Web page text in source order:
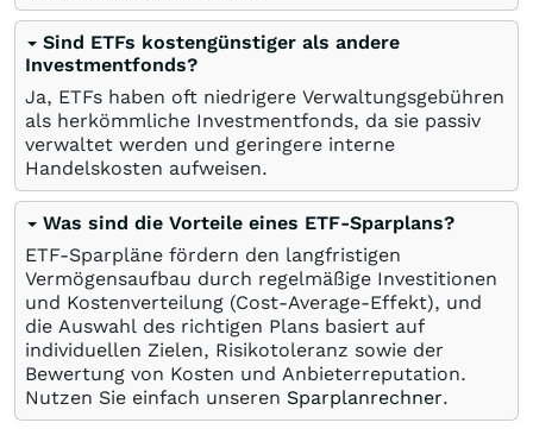
Sind ETFs kostengünstiger als andere
Investmentfonds?
Ja, ETFs haben oft niedrigere Verwaltungsgebühren
als herkömmliche Investmentfonds, da sie passiv
verwaltet werden und geringere interne
Handelskosten aufweisen.
Was sind die Vorteile eines ETF-Sparplans?
ETF-Sparpläne fördern den langfristigen
Vermögensaufbau durch regelmäßige Investitionen
und Kostenverteilung (Cost-Average-Effekt), und
die Auswahl des richtigen Plans basiert auf
individuellen Zielen, Risikotoleranz sowie der
Bewertung von Kosten und Anbieterreputation.
Nutzen Sie einfach unseren Sparplanrechner.